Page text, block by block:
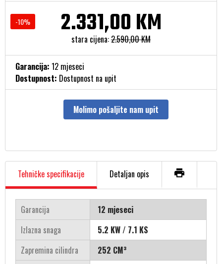
-10% 2.331,00 KM
stara cijena:2.590,00 KM
Garancija: 12 mjeseci
Dostupnost: Dostupnost na upit
Molimo pošaljite nam upit
Tehničke specifikacije Detaljan opis
Garancija
12 mjeseci
Izlazna snaga
5.2 KW / 7.1 KS
Zapremina cilindra
252 CM³